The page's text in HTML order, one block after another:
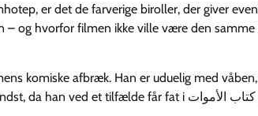
er det de farverige biroller, der giver
– og hvorfor filmen ikke ville være den
komiske afbræk. Han er uduelig med
da han ved et tilfælde får fat i كتاب الأموات